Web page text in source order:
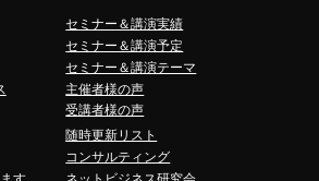
セミナー＆講演実績
セミナー＆講演予定
セミナー＆講演テーマ
主催者様の声
受講者様の声
随時更新リスト
コンサルティング